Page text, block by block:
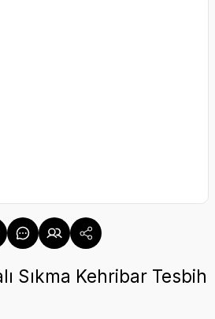
Sıkma Kehribar Tesbih